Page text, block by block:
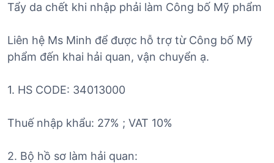
Tẩy da chết khi nhập phải làm Công bố Mỹ phẩm
Liên hệ Ms Minh để được hỗ trợ từ Công bố Mỹ
phẩm đến khai hải quan, vận chuyển ạ.
1. HS CODE: 34013000
Thuế nhập khẩu: 27% ; VAT 10%
2. Bộ hồ sơ làm hải quan: